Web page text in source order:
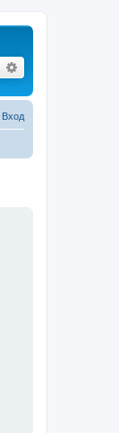
Поиск
Вход